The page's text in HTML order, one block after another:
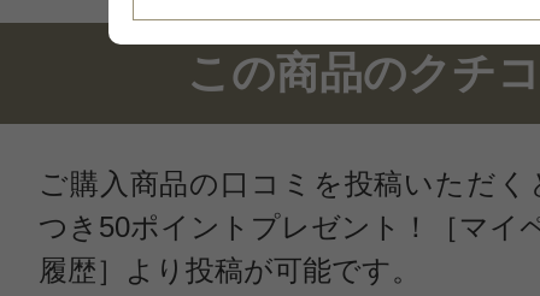
この商品のクチ
ご購入商品の口コミを投稿いただく
つき50ポイントプレゼント！［マイ
履歴］より投稿が可能です。